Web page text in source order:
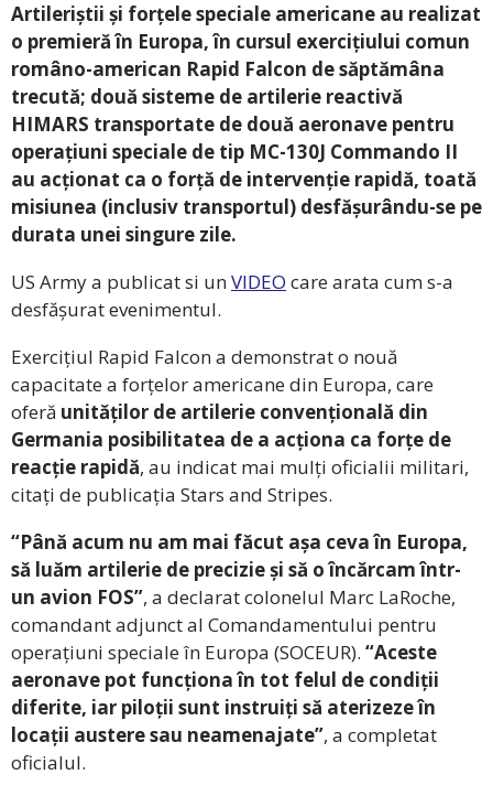
Artileriștii și forțele speciale americane au realizat
o premieră în Europa, în cursul exercițiului comun
româno-american Rapid Falcon de săptămâna
trecută; două sisteme de artilerie reactivă
HIMARS transportate de două aeronave pentru
operațiuni speciale de tip MC-130J Commando II
au acționat ca o forță de intervenție rapidă, toată
misiunea (inclusiv transportul) desfășurându-se pe
durata unei singure zile.
US Army a publicat si unVIDEO care arata cum s-a
desfășurat evenimentul.
Exercițiul Rapid Falcon a demonstrat o nouă
capacitate a forțelor americane din Europa, care
oferă unităților de artilerie convențională din
Germania posibilitatea de a acționa ca forțe de
reacție rapidă, au indicat mai mulți oficialii militari,
citați de publicația Stars and Stripes.
“Până acum nu am mai făcut așa ceva în Europa,
să luăm artilerie de precizie și să o încărcam într-
un avion FOS”, a declarat colonelul Marc LaRoche,
comandant adjunct al Comandamentului pentru
operațiuni speciale în Europa (SOCEUR). “Aceste
aeronave pot funcționa în tot felul de condiții
diferite, iar piloții sunt instruiți să aterizeze în
locații austere sau neamenajate”, a completat
oficialul.